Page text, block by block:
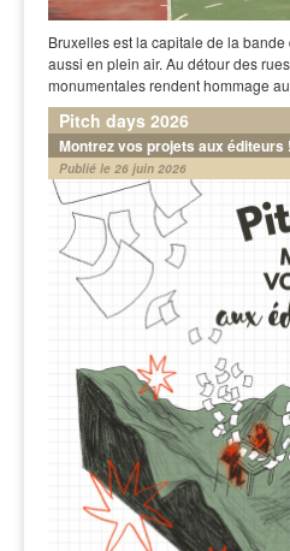
Bruxelles est la capitale de la
aussi en plein air. Au détour des
monumentales rendent hommage
Pitch days 2026
Montrez vos projets aux éditeurs !
Publié le 26 juin 2026